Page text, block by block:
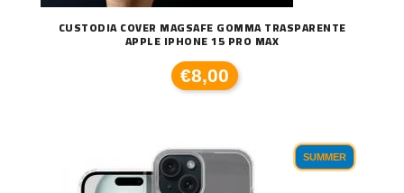
CUSTODIA COVER MAGSAFE GOMMA TRASPARENTE
APPLE IPHONE 15 PRO MAX
€8,00
SUMMER